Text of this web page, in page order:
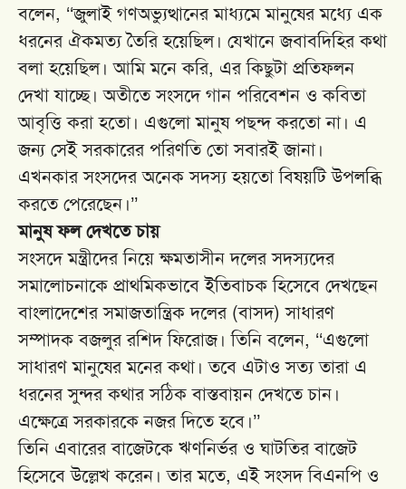
বলেন, ‘‘জুলাই গণঅভ্যুত্থানের মাধ্যমে মানুষের মধ্যে এক
ধরনের ঐকমত্য তৈরি হয়েছিল। যেখানে জবাবদিহির কথা
বলা হয়েছিল। আমি মনে করি, এর কিছুটা প্রতিফলন
দেখা যাচ্ছে। অতীতে সংসদে গান পরিবেশন ও কবিতা
আবৃত্তি করা হতো। এগুলো মানুষ পছন্দ করতো না। এ
জন্য সেই সরকারের পরিণতি তো সবারই জানা।
এখনকার সংসদের অনেক সদস্য হয়তো বিষয়টি উপলব্ধি
করতে পেরেছেন।’’
মানুষ ফল দেখতে চায়
সংসদে মন্ত্রীদের নিয়ে ক্ষমতাসীন দলের সদস্যদের
সমালোচনাকে প্রাথমিকভাবে ইতিবাচক হিসেবে দেখছেন
বাংলাদেশের সমাজতান্ত্রিক দলের (বাসদ) সাধারণ
সম্পাদক বজলুর রশিদ ফিরোজ। তিনি বলেন, ‘‘এগুলো
সাধারণ মানুষের মনের কথা। তবে এটাও সত্য তারা এ
ধরনের সুন্দর কথার সঠিক বাস্তবায়ন দেখতে চান।
এক্ষেত্রে সরকারকে নজর দিতে হবে।’’
তিনি এবারের বাজেটকে ঋণনির্ভর ও ঘাটতির বাজেট
হিসেবে উল্লেখ করেন। তার মতে, এই সংসদ বিএনপি ও